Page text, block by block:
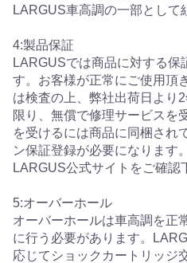
LARGUS車高調の一部として
4:製品保証
LARGUSでは商品に対する保
す。お客様が正常にご使用頂
は検査の上、弊社出荷日より
限り、無償で修理サービスを
を受けるには商品に同梱され
ン保証登録が必要になります
LARGUS公式サイトをご確認
5:オーバーホール
オーバーホールは車高調を正
に行う必要があります。
応じてショックカートリッジ